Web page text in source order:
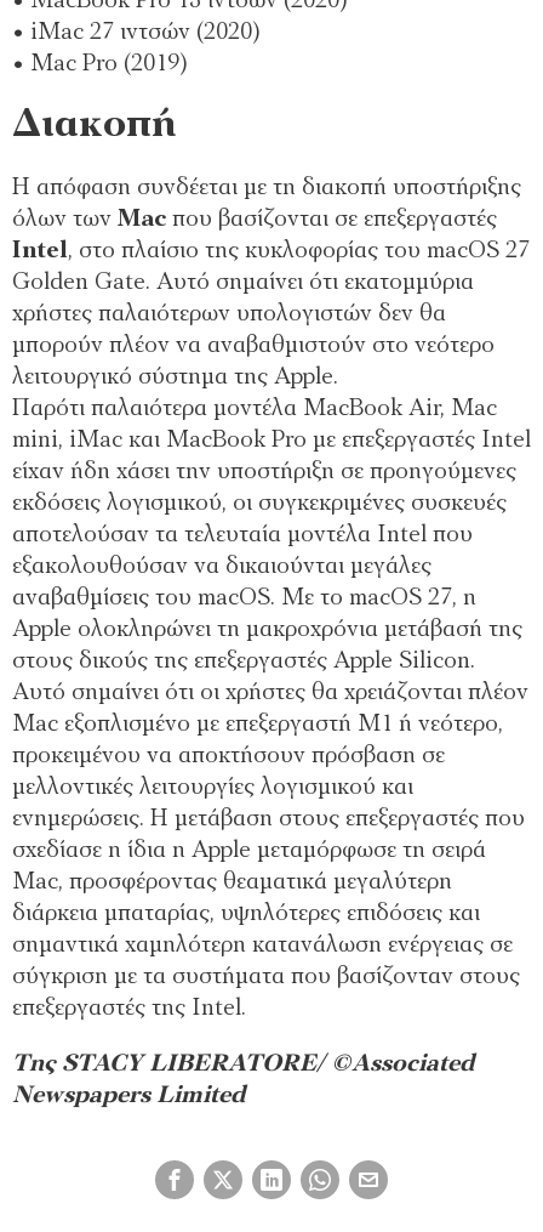
• iMac 27 ιντσών (2020)
• Mac Pro (2019)
Διακοπή
Η απόφαση συνδέεται με τη διακοπή υποστήριξης
όλων των Mac που βασίζονται σε επεξεργαστές
Intel, στο πλαίσιο της κυκλοφορίας του macOS 27
Golden Gate. Αυτό σημαίνει ότι εκατομμύρια
χρήστες παλαιότερων υπολογιστών δεν θα
μπορούν πλέον να αναβαθμιστούν στο νεότερο
λειτουργικό σύστημα της Apple.
Παρότι παλαιότερα μοντέλα MacBook Air, Mac
mini, iMac και MacBook Pro με επεξεργαστές Intel
είχαν ήδη χάσει την υποστήριξη σε προηγούμενες
εκδόσεις λογισμικού, οι συγκεκριμένες συσκευές
αποτελούσαν τα τελευταία μοντέλα Intel που
εξακολουθούσαν να δικαιούνται μεγάλες
αναβαθμίσεις του macOS. Με το macOS 27, η
Apple ολοκληρώνει τη μακροχρόνια μετάβασή της
στους δικούς της επεξεργαστές Apple Silicon.
Αυτό σημαίνει ότι οι χρήστες θα χρειάζονται πλέον
Mac εξοπλισμένο με επεξεργαστή M1 ή νεότερο,
προκειμένου να αποκτήσουν πρόσβαση σε
μελλοντικές λειτουργίες λογισμικού και
ενημερώσεις. Η μετάβαση στους επεξεργαστές που
σχεδίασε η ίδια η Apple μεταμόρφωσε τη σειρά
Mac, προσφέροντας θεαματικά μεγαλύτερη
διάρκεια μπαταρίας, υψηλότερες επιδόσεις και
σημαντικά χαμηλότερη κατανάλωση ενέργειας σε
σύγκριση με τα συστήματα που βασίζονταν στους
επεξεργαστές της Intel.
Της STACY LIBERATORE/ ©Associated
Newspapers Limited